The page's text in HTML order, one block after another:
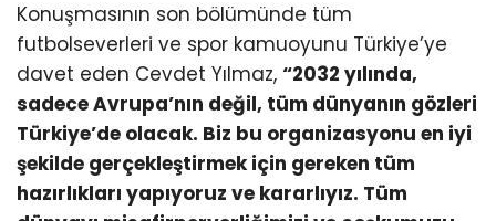
Konuşmasının son bölümünde tüm
futbolseverleri ve spor kamuoyunu Türkiye’ye
davet eden Cevdet Yılmaz, “2032 yılında,
sadece Avrupa’nın değil, tüm dünyanın gözleri
Türkiye’de olacak. Biz bu organizasyonu en iyi
şekilde gerçekleştirmek için gereken tüm
hazırlıkları yapıyoruz ve kararlıyız. Tüm